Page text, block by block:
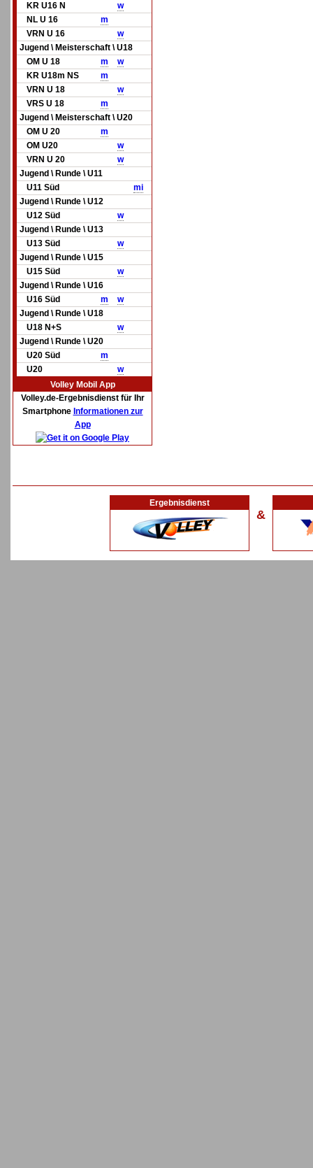
KR U16 N
w
NL U 16
m
VRN U 16
w
Jugend \ Meisterschaft \ U18
OM U 18
m
w
KR U18m NS
m
VRN U 18
w
VRS U 18
m
Jugend \ Meisterschaft \ U20
OM U 20
m
OM U20
w
VRN U 20
w
Jugend \ Runde \ U11
U11 Süd
mi
Jugend \ Runde \ U12
U12 Süd
w
Jugend \ Runde \ U13
U13 Süd
w
Jugend \ Runde \ U15
U15 Süd
w
Jugend \ Runde \ U16
U16 Süd
m
w
Jugend \ Runde \ U18
U18 N+S
w
Jugend \ Runde \ U20
U20 Süd
m
U20
w
Volley Mobil App
Volley.de-Ergebnisdienst für Ihr
Smartphone Informationen zur
App
Ergebnisdienst
&